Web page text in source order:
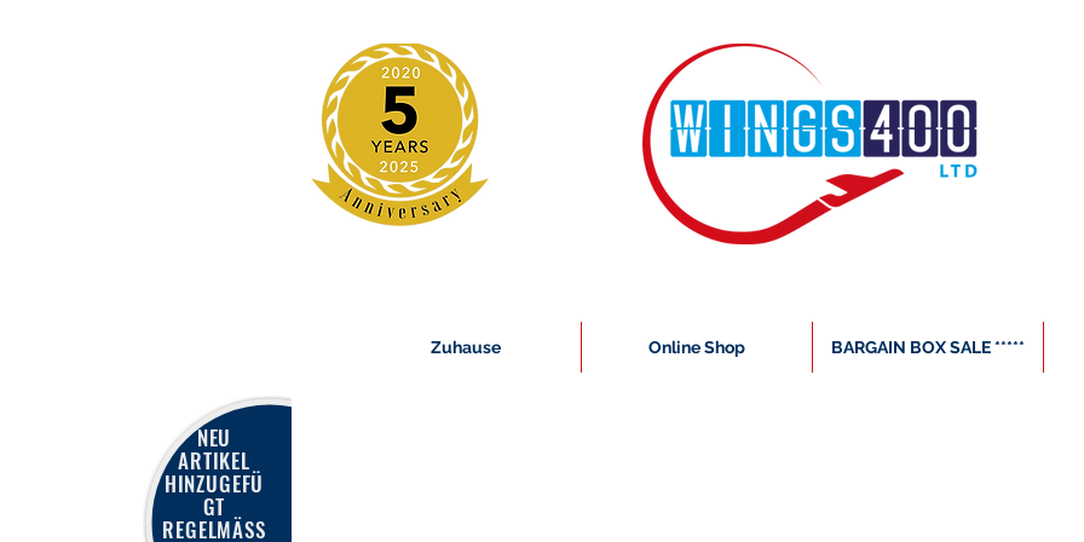
Zuhause Online Shop BARGAIN BOX SALE *****
NEU
ARTIKEL
HINZUGEFÜ
GT
REGELMÄSS